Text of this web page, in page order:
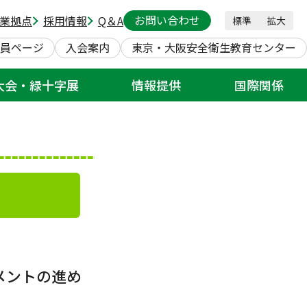
拠点 採用情報 Q＆A お問い合わせ 標準 拡大
ページ 入会案内 東京・大阪安全衛生教育センター
会・緑十字展 情報提供 国際関係
ントの進め